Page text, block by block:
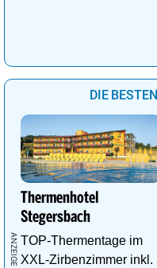
DIE
Thermenhotel
Stegersbach
TOP-Thermentage im
XXL-Zirbenzimmer inkl.